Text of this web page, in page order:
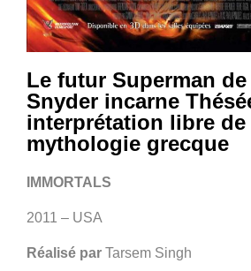
Le futur Superman de
Snyder incarne
interprétation libre de
mythologie grecque
IMMORTALS
2011 – USA
Réalisé par Tarsem Singh